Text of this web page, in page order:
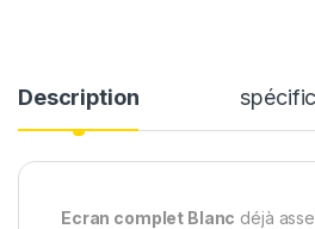
Description
Ecran complet Blanc déjà